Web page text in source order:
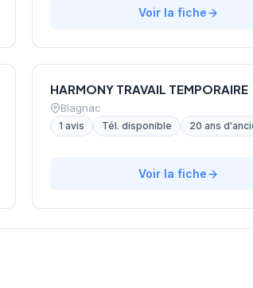
Voir la fiche
HARMONY TRAVAIL TEMPORAIRE
Blagnac
1 avis Tél. disponible 20 ans
Voir la fiche